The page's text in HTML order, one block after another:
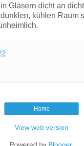
Gläsern dicht an
kühlen Raum
Home
View web version